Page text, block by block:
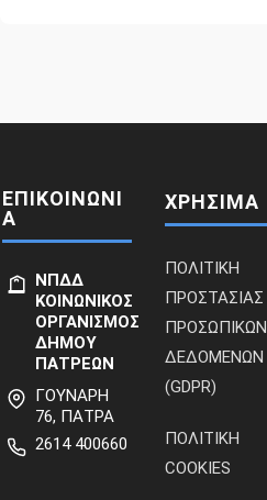
ΕΠΙΚΟΙΝΩΝΙ
Α
ΝΠΔΔ
ΚΟΙΝΩΝΙΚΟΣ
ΟΡΓΑΝΙΣΜΟΣ
ΔΗΜΟΥ
ΠΑΤΡΕΩΝ
ΓΟΥΝΑΡΗ
76, ΠΑΤΡΑ
2614 400660
ΧΡΗΣΙΜΑ
ΠΟΛΙΤΙΚΗ
ΠΡΟΣΤΑΣΙΑΣ
ΠΡΟΣΩΠΙΚΩΝ
ΔΕΔΟΜΕΝΩΝ
(GDPR)
ΠΟΛΙΤΙΚΗ
COOKIES